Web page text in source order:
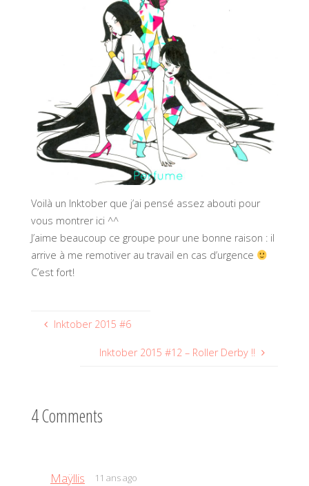
Voilà un Inktober que j’ai pensé assez abouti pour
vous montrer ici ^^
J’aime beaucoup ce groupe pour une bonne raison : il
arrive à me remotiver au travail en cas d’urgence
C’est fort!
Inktober 2015 #6
Inktober 2015 #12 – Roller Derby !!
4 Comments
Maÿllis 11 ans ago